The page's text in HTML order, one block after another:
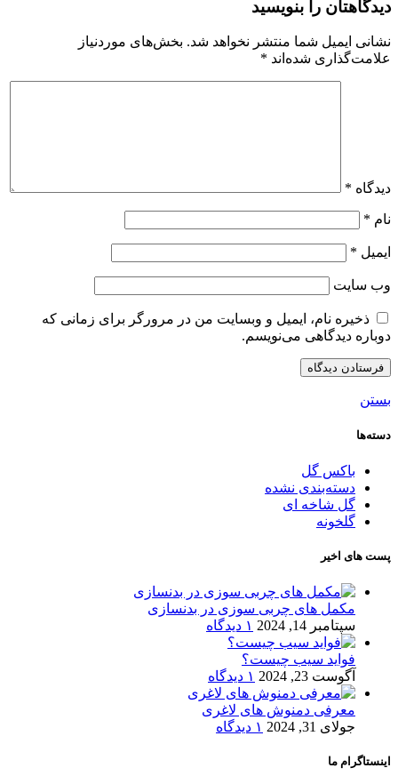
دیدگاهتان را بنویسید
نشانی ایمیل شما منتشر نخواهد شد. بخش‌های موردنیاز
علامت‌گذاری شده‌اند *
دیدگاه *
نام *
ایمیل *
وب‌ سایت
ذخیره نام، ایمیل و وبسایت من در مرورگر برای زمانی که
دوباره دیدگاهی می‌نویسم.
بستن
دسته‌ها
باکس گل
دسته‌بندی نشده
گل شاخه ای
گلخونه
پست های اخیر
مکمل های چربی سوزی در بدنسازی
سپتامبر 14, 2024
۱ دیدگاه
فواید سیب چیست؟
آگوست 23, 2024
۱ دیدگاه
معرفی دمنوش های لاغری
جولای 31, 2024
۱ دیدگاه
اینستاگرام ما